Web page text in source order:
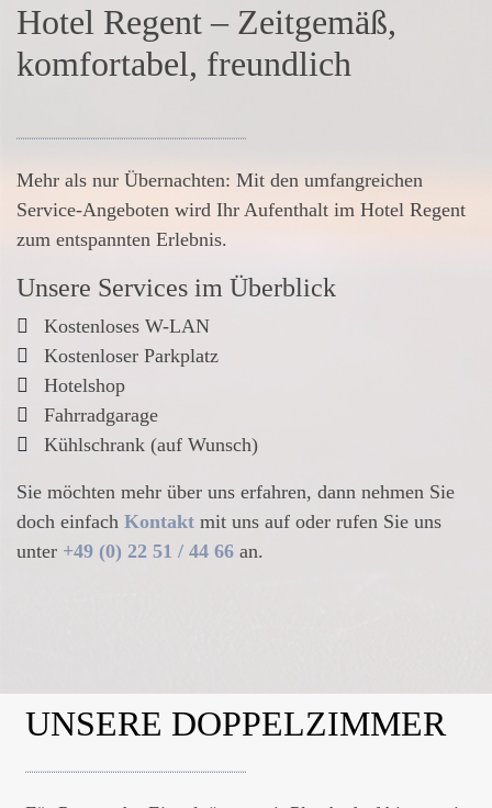
Hotel Regent – Zeitgemäß,
komfortabel, freundlich
Mehr als nur Übernachten: Mit den umfangreichen
Service-Angeboten wird Ihr Aufenthalt im Hotel Regent
zum entspannten Erlebnis.
Unsere Services im Überblick
Kostenloses W-LAN
Kostenloser Parkplatz
Hotelshop
Fahrradgarage
Kühlschrank (auf Wunsch)
Sie möchten mehr über uns erfahren, dann nehmen Sie
doch einfach Kontakt mit uns auf oder rufen Sie uns
unter +49 (0) 22 51 / 44 66 an.
UNSERE DOPPELZIMMER
UNSER
FRÜHSTÜCKSBUFFET